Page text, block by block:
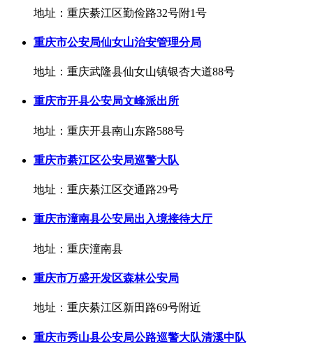
地址：重庆綦江区勤俭路32号附1号
重庆市公安局仙女山治安管理分局
地址：重庆武隆县仙女山镇银杏大道88号
重庆市开县公安局文峰派出所
地址：重庆开县南山东路588号
重庆市綦江区公安局巡警大队
地址：重庆綦江区交通路29号
重庆市潼南县公安局出入境接待大厅
地址：重庆潼南县
重庆市万盛开发区森林公安局
地址：重庆綦江区新田路69号附近
重庆市秀山县公安局公路巡警大队清溪中队